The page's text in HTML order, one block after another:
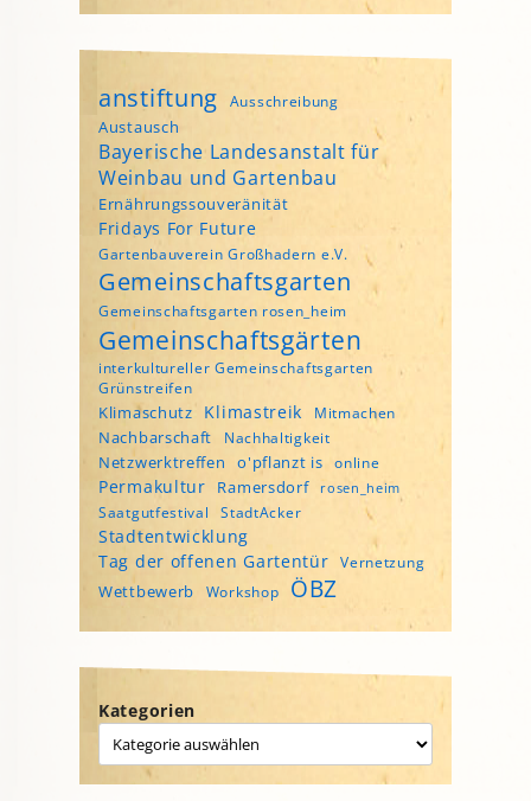
anstiftung Ausschreibung
Austausch
Bayerische Landesanstalt für
Weinbau und Gartenbau
Ernährungssouveränität
Fridays For Future
Gartenbauverein Großhadern e.V.
Gemeinschaftsgarten
Gemeinschaftsgarten rosen_heim
Gemeinschaftsgärten
interkultureller Gemeinschaftsgarten
Grünstreifen
Klimaschutz Klimastreik Mitmachen
Nachbarschaft Nachhaltigkeit
Netzwerktreffen o'pflanzt is online
Permakultur Ramersdorf rosen_heim
Saatgutfestival StadtAcker
Stadtentwicklung
Tag der offenen Gartentür
Vernetzung
Wettbewerb Workshop ÖBZ
Kategorien